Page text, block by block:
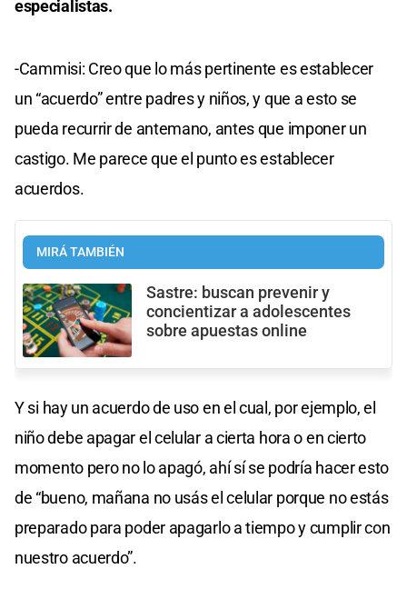
especialistas.
-Cammisi: Creo que lo más pertinente es establecer
un “acuerdo” entre padres y niños, y que a esto se
pueda recurrir de antemano, antes que imponer un
castigo. Me parece que el punto es establecer
acuerdos.
MIRÁ TAMBIÉN
Sastre: buscan prevenir y
concientizar a adolescentes
sobre apuestas online
Y si hay un acuerdo de uso en el cual, por ejemplo, el
niño debe apagar el celular a cierta hora o en cierto
momento pero no lo apagó, ahí sí se podría hacer esto
de “bueno, mañana no usás el celular porque no estás
preparado para poder apagarlo a tiempo y cumplir con
nuestro acuerdo”.